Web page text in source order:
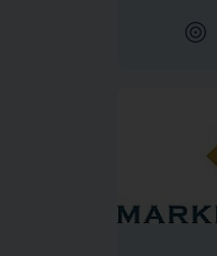
target